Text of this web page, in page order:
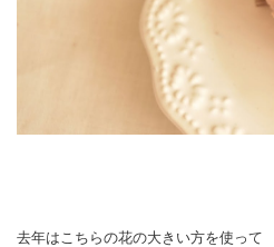
去年はこちらの花の大きい方を使って